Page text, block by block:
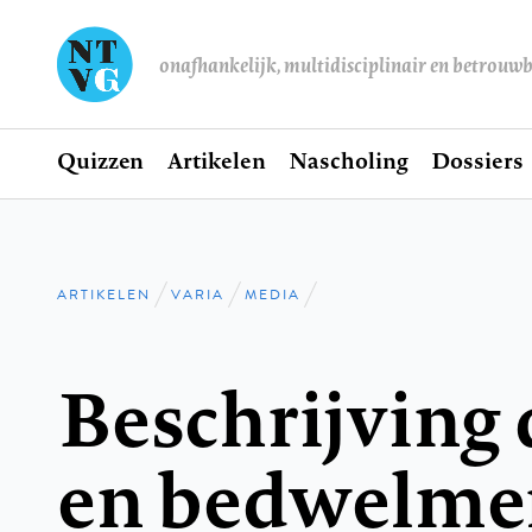
onafhankelijk, multidisciplinair en
Hoofdnavigatie
Home
Quizzen Artikelen Nascholing Dossiers
Kruimelpad
ARTIKELEN VARIA MEDIA
Beschrijving
en